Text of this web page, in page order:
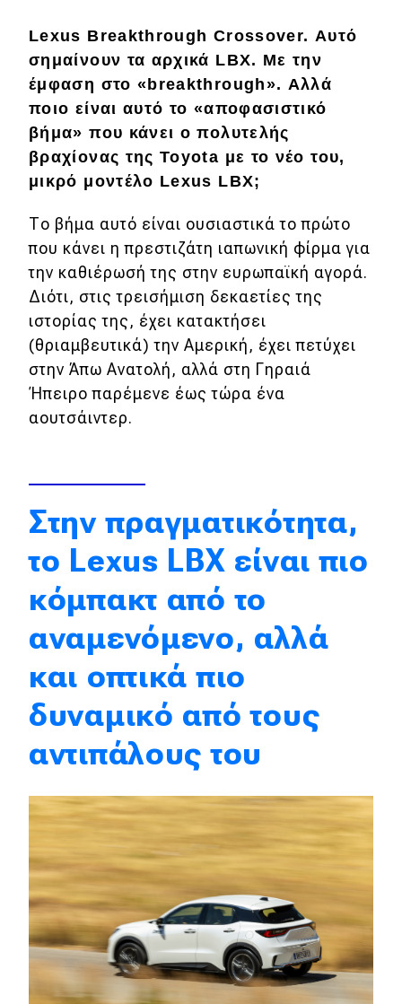
Κόσμος
Τεχνολογία
Ασφάλεια
Αγορά
Απόψεις
Test Drive
Δοκιμή
Αποστολή
Συγκρίνουμε
Αγώνες
WRC
Motorsport
Eco
Νέα
Τεχνολογία
Mobility
Σταθμοί φόρτισης
Classic
Παρουσιάσεις
DRIVE Away
MOTO
Lexus Breakthrough Crossover. Αυτό
σημαίνουν τα αρχικά LBX. Με την
έμφαση στο «breakthrough». Αλλά
ποιο είναι αυτό το «αποφασιστικό
βήμα» που κάνει ο πολυτελής
βραχίονας της Toyota με το νέο του,
μικρό μοντέλο Lexus LBX;
Το βήμα αυτό είναι ουσιαστικά το πρώτο
που κάνει η πρεστιζάτη ιαπωνική φίρμα για
την καθιέρωσή της στην ευρωπαϊκή αγορά.
Διότι, στις τρεισήμιση δεκαετίες της
ιστορίας της, έχει κατακτήσει
(θριαμβευτικά) την Αμερική, έχει πετύχει
στην Άπω Ανατολή, αλλά στη Γηραιά
Ήπειρο παρέμενε έως τώρα ένα
αουτσάιντερ.
Στην πραγματικότητα,
το Lexus LBX είναι πιο
κόμπακτ από το
αναμενόμενο, αλλά
και οπτικά πιο
δυναμικό από τους
αντιπάλους του